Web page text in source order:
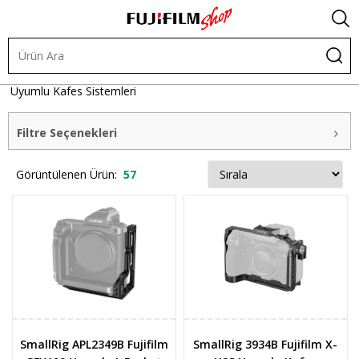
Cine Pack ve Vlog Kitler Vlog Kafes Sistemleri
Fujifilm
Uyumlu Kafes Sistemleri
Filtre Seçenekleri
Görüntülenen Ürün: 57
SmallRig APL2349B Fujifilm
SmallRig 3934B Fujifilm X-